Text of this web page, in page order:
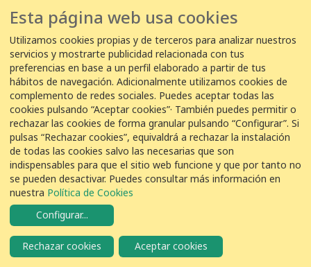
15/10/2025 10:47:00
EDAR Olot -
2Colirrojo Tizón Phoenicurus ochruros
15/10/2025 10:30:00
EDAR Olot -Pep - EDAR Olot
2Colirrojo Tizón Phoenicurus ochruros
14 de octubre de 2025
14/10/2025 09:30:00
EDAR Olot - Juli Galí Cuenca
Esta página web usa cookies
Utilizamos cookies propias y de terceros para analizar nuestros
servicios y mostrarte publicidad relacionada con tus
preferencias en base a un perfil elaborado a partir de tus
hábitos de navegación. Adicionalmente utilizamos cookies de
complemento de redes sociales. Puedes aceptar todas las
cookies pulsando “Aceptar cookies”· También puedes permitir o
rechazar las cookies de forma granular pulsando “Configurar”. Si
pulsas “Rechazar cookies”, equivaldrá a rechazar la instalación
de todas las cookies salvo las necesarias que son
indispensables para que el sitio web funcione y que por tanto no
se pueden desactivar. Puedes consultar más información en
nuestra Política de Cookies
Configurar...
Rechazar cookies Aceptar cookies